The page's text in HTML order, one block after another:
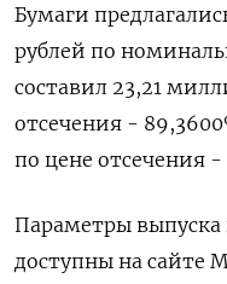
Бумаги
рублей по
составил 23,21
отсечения -
по цене отсечения -
Параметры
доступны на сайте